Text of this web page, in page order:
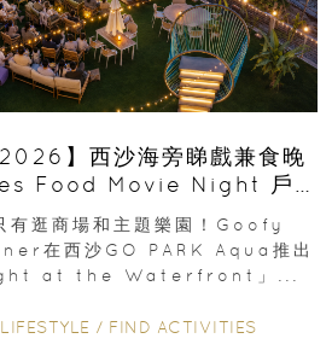
2026】西沙海旁睇戲兼食晚
Food Movie Night 戶
有逛商場和主題樂園！Goofy
在西沙GO PARK Aqua推出
at the Waterfront」...
LIFESTYLE / FIND ACTIVITIES